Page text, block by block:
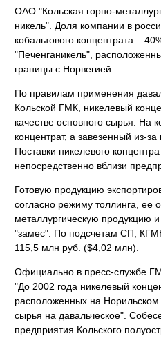
ОАО "Кольская горно-
никель". Доля компании в
кобальтового концентрата –
"Печенганикель",
границы с Норвегией.
По правилам применения
Кольской ГМК, никелевый
качестве основного сырья. На
концентрат, а завезенный из-
Поставки никелевого
непосредственно вблизи
Готовую продукцию
согласно режиму толлинга,
металлургическую продукцию
"замес". По подсчетам СП,
115,5 млн руб. ($4,02 млн).
Официально в пресс-службе
"До 2002 года никелевый
расположенных на
сырья на давальческое".
предприятия Кольского